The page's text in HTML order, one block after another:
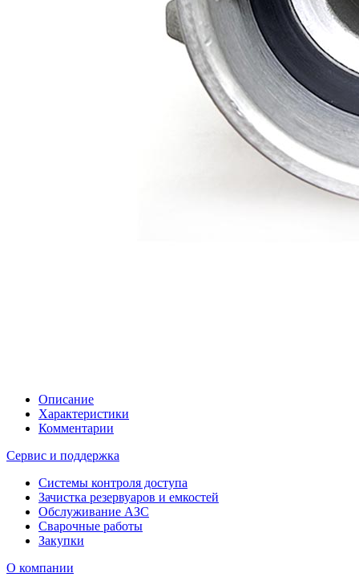
Описание
Характеристики
Комментарии
Сервис и поддержка
Системы контроля доступа
Зачистка резервуаров и емкостей
Обслуживание АЗС
Сварочные работы
Закупки
О компании